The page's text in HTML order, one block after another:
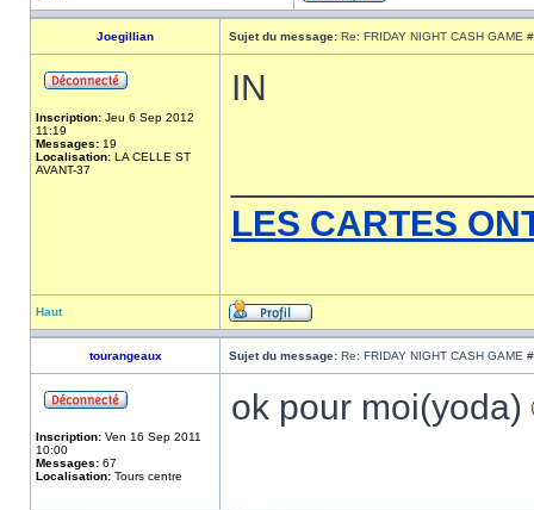
Joegillian Sujet du message: Re: FRIDAY NIGHT CASH GAME
Inscription: Jeu 6 Sep 2012
11:19
Messages: 19
Localisation: LA CELLE ST
AVANT-37
IN
LES CARTES
Haut
tourangeaux Sujet du message: Re: FRIDAY NIGHT CASH GAME
Inscription: Ven 16 Sep 2011
10:00
Messages: 67
Localisation: Tours centre
ok pour moi(yoda)